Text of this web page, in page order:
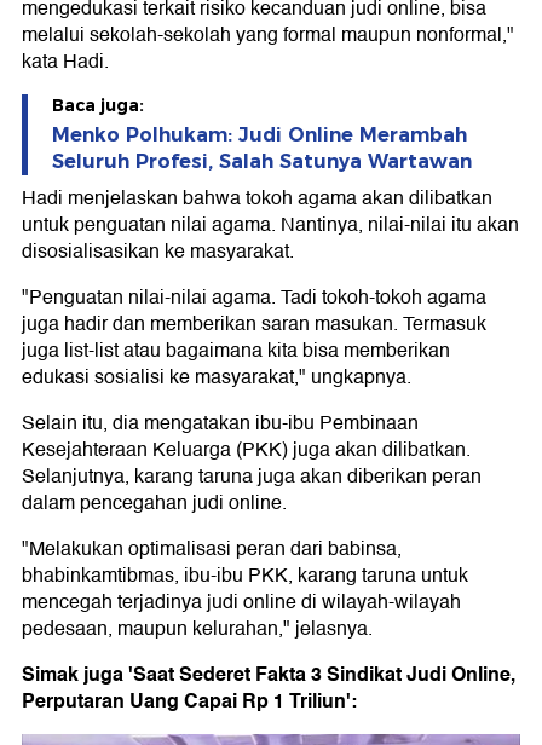
mengedukasi terkait risiko kecanduan judi online, bisa
melalui sekolah-sekolah yang formal maupun nonformal,"
kata Hadi.
Baca juga:
Menko Polhukam: Judi Online Merambah
Seluruh Profesi, Salah Satunya Wartawan
Hadi menjelaskan bahwa tokoh agama akan dilibatkan
untuk penguatan nilai agama. Nantinya, nilai-nilai itu akan
disosialisasikan ke masyarakat.
"Penguatan nilai-nilai agama. Tadi tokoh-tokoh agama
juga hadir dan memberikan saran masukan. Termasuk
juga list-list atau bagaimana kita bisa memberikan
edukasi sosialisi ke masyarakat," ungkapnya.
Selain itu, dia mengatakan ibu-ibu Pembinaan
Kesejahteraan Keluarga (PKK) juga akan dilibatkan.
Selanjutnya, karang taruna juga akan diberikan peran
dalam pencegahan judi online.
"Melakukan optimalisasi peran dari babinsa,
bhabinkamtibmas, ibu-ibu PKK, karang taruna untuk
mencegah terjadinya judi online di wilayah-wilayah
pedesaan, maupun kelurahan," jelasnya.
Simak juga 'Saat Sederet Fakta 3 Sindikat Judi Online,
Perputaran Uang Capai Rp 1 Triliun':